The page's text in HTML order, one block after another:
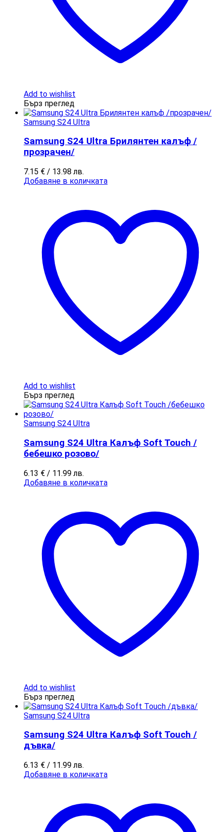
Add to wishlist
Бърз преглед
Samsung S24 Ultra
Samsung S24 Ultra Брилянтен калъф /
прозрачен/
7.15 € / 13.98 лв.
Добавяне в количката
Add to wishlist
Бърз преглед
Samsung S24 Ultra
Samsung S24 Ultra Калъф Soft Touch /
бебешко розово/
6.13 € / 11.99 лв.
Добавяне в количката
Add to wishlist
Бърз преглед
Samsung S24 Ultra
Samsung S24 Ultra Калъф Soft Touch /
дъвка/
6.13 € / 11.99 лв.
Добавяне в количката